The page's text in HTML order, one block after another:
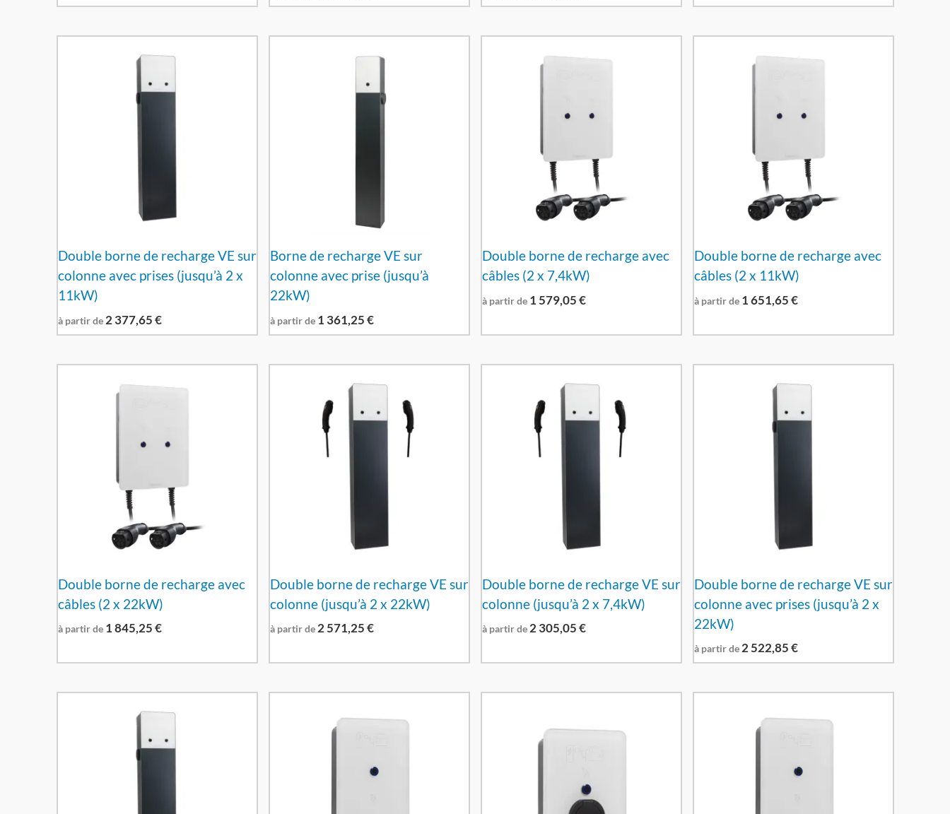
Double borne de recharge VE sur
colonne avec prises (jusqu’à 2 x
11kW)
à partir de 2 377,65€
Borne de recharge VE sur
colonne avec prise (jusqu’à
22kW)
à partir de 1 361,25€
Double borne de recharge avec
câbles (2 x 7,4kW)
à partir de 1 579,05€
Double borne de recharge avec
câbles (2 x 11kW)
à partir de 1 651,65€
Double borne de recharge avec
câbles (2 x 22kW)
à partir de 1 845,25€
Double borne de recharge VE sur
colonne (jusqu’à 2 x 22kW)
à partir de 2 571,25€
Double borne de recharge VE sur
colonne (jusqu’à 2 x 7,4kW)
à partir de 2 305,05€
Double borne de recharge VE sur
colonne avec prises (jusqu’à 2 x
22kW)
à partir de 2 522,85€